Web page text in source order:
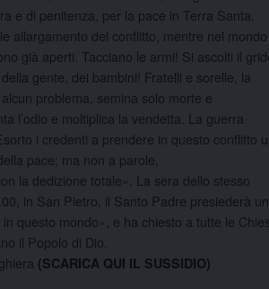
e di penitenza, per la pace in Terra Santa.
allargamento del conflitto, mentre nel mondo
già aperti. Tacciano le armi! Si ascolti il
gente, dei bambini! Fratelli e sorelle, la
problema, semina solo morte e
l’odio e moltiplica la vendetta. La guerra
i credenti a prendere in questo conflitto
pace; ma non a parole,
la dedizione totale». La sera dello stesso
in San Pietro, il Santo Padre presiederà un
questo mondo», e ha chiesto a tutte le
il Popolo di Dio.
(SCARICA QUI IL SUSSIDIO)